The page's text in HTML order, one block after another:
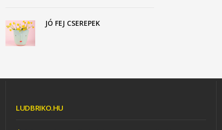
JÓ FEJ CSEREPEK
LUDBRIKO.HU